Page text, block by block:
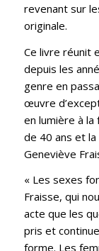
revenant sur
originale.
Ce livre réunit
depuis les
genre en
œuvre
en lumière à la
de 40 ans et la
Geneviève
« Les sexes
Fraisse, qui
acte que les
pris et
forme. Les